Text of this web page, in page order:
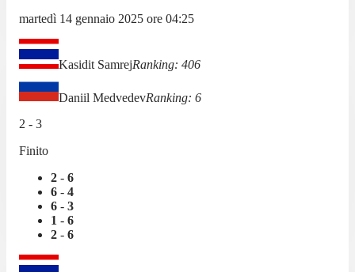
martedì 14 gennaio 2025 ore 04:25
Kasidit SamrejRanking: 406
Daniil MedvedevRanking: 6
2 - 3
Finito
2 - 6
6 - 4
6 - 3
1 - 6
2 - 6